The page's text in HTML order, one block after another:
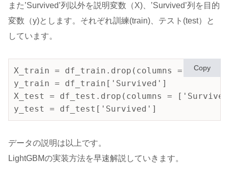
また’Survived’列以外を説明変数（X)、’Survived’列を目的
変数（y)とします。それぞれ訓練(train)、テスト(test）と
しています。
X_train = df_train.drop(columns =
y_train = df_train['Survived']
X_test = df_test.drop(columns =
y_test = df_test['Survived']
Copy
データの説明は以上です。
LightGBMの実装方法を早速解説していきます。